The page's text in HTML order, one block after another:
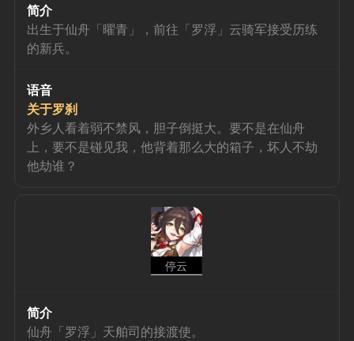
简介
出生于仙舟「曜青」，前往「罗浮」云骑军接受历练
的新兵。
语音
关于罗刹
外乡人看着弱不禁风，胆子倒挺大。要不是在仙舟
上，要不是碰见我，他背着那么大的箱子，坏人不劫
他劫谁？
停云
简介
仙舟「罗浮」天舶司的接渡使。